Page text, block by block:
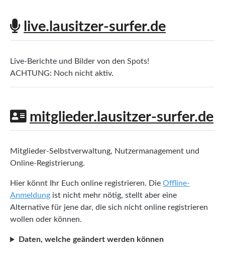
live.lausitzer-surfer.de
Live-Berichte und Bilder von den Spots!
ACHTUNG: Noch nicht aktiv.
mitglieder.lausitzer-surfer.de
Mitglieder-Selbstverwaltung, Nutzermanagement und
Online-Registrierung.
Hier könnt Ihr Euch online registrieren. Die Offline-
Anmeldung ist nicht mehr nötig, stellt aber eine
Alternative für jene dar, die sich nicht online registrieren
wollen oder können.
Daten, welche geändert werden können